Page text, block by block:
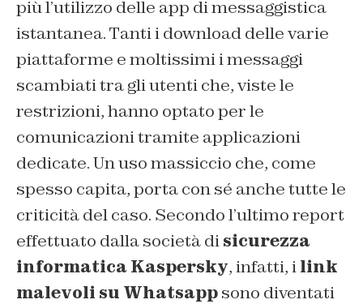
più l’utilizzo delle app di messaggistica
istantanea. Tanti i download delle varie
piattaforme e moltissimi i messaggi
scambiati tra gli utenti che, viste le
restrizioni, hanno optato per le
comunicazioni tramite applicazioni
dedicate. Un uso massiccio che, come
spesso capita, porta con sé anche tutte le
criticità del caso. Secondo l’ultimo report
effettuato dalla società disicurezza
informatica Kaspersky, infatti, ilink
malevoli su Whatsappsono diventati